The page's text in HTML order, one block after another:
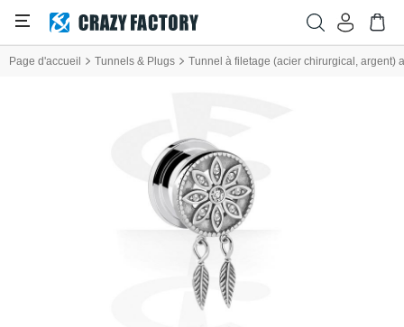
Page d'accueil Tunnels & Plugs Tunnel à filetage (acier chirurgical, argent)